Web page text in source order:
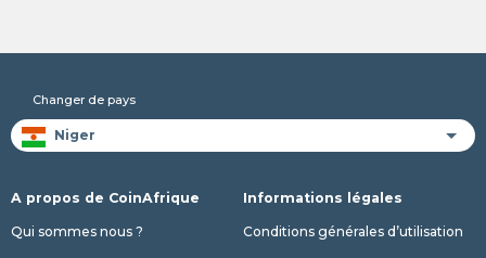
Changer de pays
A propos de CoinAfrique
Qui sommes nous ?
Informations légales
Conditions générales d’utilisation